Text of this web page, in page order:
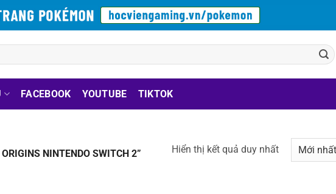
FACEBOOK YOUTUBE TIKTOK
NINTENDO SWITCH 2”
Hiển thị kết quả duy nhất